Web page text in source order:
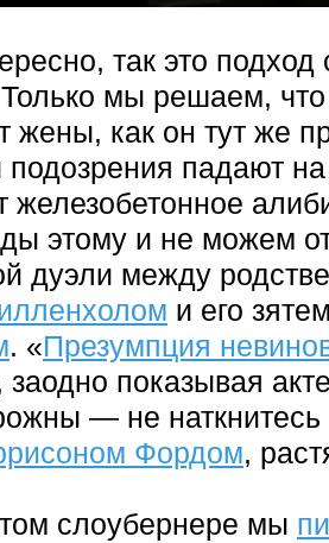
так это
мы решаем, что
жены, как он тут же
падают
железобетонное
этому и не можем
дуэли между
и его
. «Презумпция
заодно показывая
— не
Фордом,
слоубернере мы